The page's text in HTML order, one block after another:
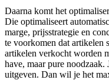
Daarna komt het
Die optimaliseert
marge, prijsstrategie en
te voorkomen dat artikelen
artikelen verkocht worden
have, maar pure noodzaak.
uitgeven. Dan wil je het